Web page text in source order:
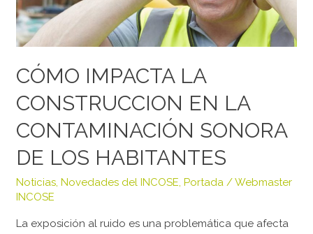
CÓMO IMPACTA LA
CONSTRUCCION EN LA
CONTAMINACIÓN SONORA
DE LOS HABITANTES
Noticias,Novedades del INCOSE,Portada /Webmaster
INCOSE
La exposición al ruido es una problemática que afecta
SONORA
DE
LOS